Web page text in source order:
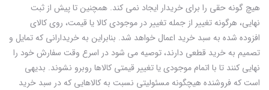
هیچ گونه حقی را برای خریدار ایجاد نمی کند. همچنین تا پیش از ثبت
نهایی، هرگونه تغییر از جمله تغییر در موجودی کالا یا قیمت، روی کالای
افزوده شده به سبد خرید اعمال خواهد شد. بنابراین به خریدارانی که تمایل و
تصمیم به خرید قطعی دارند، توصیه می شود در اسرع وقت سفارش خود را
نهایی کنند تا با اتمام موجودی یا تغییر قیمتی کالاها روبرو نشوند. بدیهی
است که فروشنده هیچگونه مسئولیتی نسبت به کالاهایی که در سبد خرید